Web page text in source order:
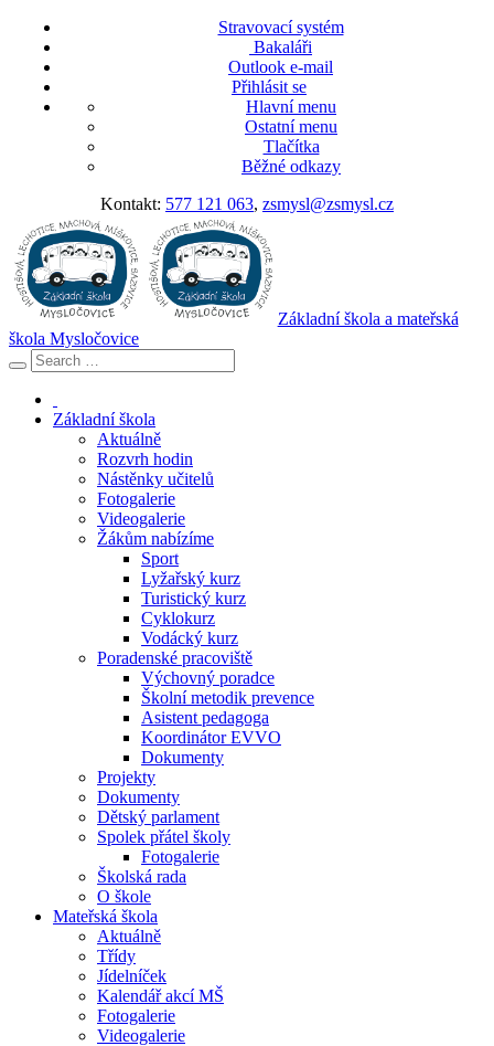
Stravovací systém
Bakaláři
Outlook e-mail
Přihlásit se
Hlavní menu
Ostatní menu
Tlačítka
Běžné odkazy
Kontakt: 577 121 063, zsmysl@zsmysl.cz
Základní škola a mateřská
škola Mysločovice
Základní škola
Aktuálně
Rozvrh hodin
Nástěnky učitelů
Fotogalerie
Videogalerie
Žákům nabízíme
Sport
Lyžařský kurz
Turistický kurz
Cyklokurz
Vodácký kurz
Poradenské pracoviště
Výchovný poradce
Školní metodik prevence
Asistent pedagoga
Koordinátor EVVO
Dokumenty
Projekty
Dokumenty
Dětský parlament
Spolek přátel školy
Fotogalerie
Školská rada
O škole
Mateřská škola
Aktuálně
Třídy
Jídelníček
Kalendář akcí MŠ
Fotogalerie
Videogalerie